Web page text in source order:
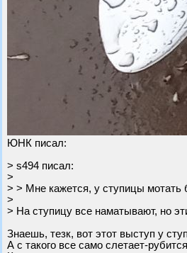
ЮНК писал:
> s494 писал:
>
> > Мне кажется, у ступицы мотать
>
> На ступицу все наматывают, но
Знаешь, тезк, вот этот выступ у
А с такого все само слетает-